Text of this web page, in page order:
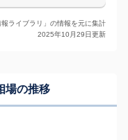
報ライブラリ」の情報を元に集計
2025年10月29日更新
場の推移